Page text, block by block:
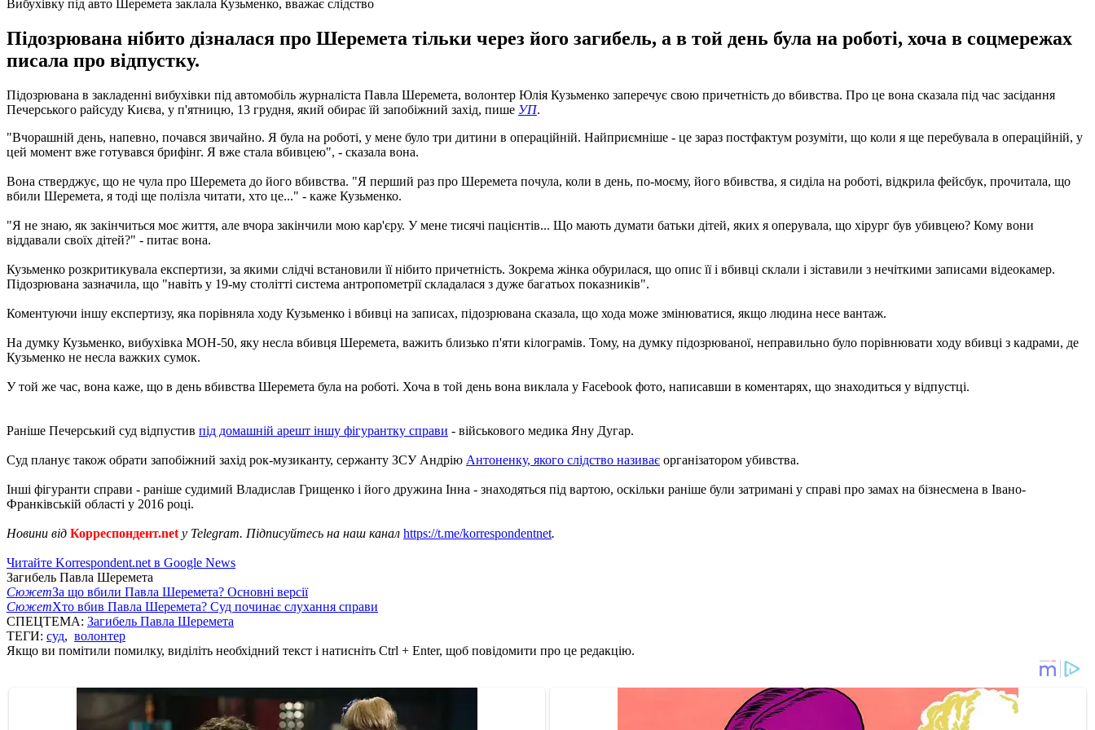
Вибухівку під авто Шеремета заклала Кузьменко, вважає слідство
Підозрювана нібито дізналася про Шеремета тільки через його загибель, а в той день була на роботі, хоча в соцмережах
писала про відпустку.
Підозрювана в закладенні вибухівки під автомобіль журналіста Павла Шеремета, волонтер Юлія Кузьменко заперечує свою причетність до вбивства. Про це вона сказала під час засідання
Печерського райсуду Києва, у п'ятницю, 13 грудня, який обирає їй запобіжний захід, пише УП.
"Вчорашній день, напевно, почався звичайно. Я була на роботі, у мене було три дитини в операційній. Найприємніше - це зараз постфактум розуміти, що коли я ще перебувала в операційній, у
цей момент вже готувався брифінг. Я вже стала вбивцею", - сказала вона.
Вона стверджує, що не чула про Шеремета до його вбивства. "Я перший раз про Шеремета почула, коли в день, по-моєму, його вбивства, я сиділа на роботі, відкрила фейсбук, прочитала, що
вбили Шеремета, я тоді ще полізла читати, хто це..." - каже Кузьменко.
"Я не знаю, як закінчиться моє життя, але вчора закінчили мою кар'єру. У мене тисячі пацієнтів... Що мають думати батьки дітей, яких я оперувала, що хірург був убивцею? Кому вони
віддавали своїх дітей?" - питає вона.
Кузьменко розкритикувала експертизи, за якими слідчі встановили її нібито причетність. Зокрема жінка обурилася, що опис її і вбивці склали і зіставили з нечіткими записами відеокамер.
Підозрювана зазначила, що "навіть у 19-му столітті система антропометрії складалася з дуже багатьох показників".
Коментуючи іншу експертизу, яка порівняла ходу Кузьменко і вбивці на записах, підозрювана сказала, що хода може змінюватися, якщо людина несе вантаж.
На думку Кузьменко, вибухівка МОН-50, яку несла вбивця Шеремета, важить близько п'яти кілограмів. Тому, на думку підозрюваної, неправильно було порівнювати ходу вбивці з кадрами, де
Кузьменко не несла важких сумок.
У той же час, вона каже, що в день вбивства Шеремета була на роботі. Хоча в той день вона виклала у Facebook фото, написавши в коментарях, що знаходиться у відпустці.
Раніше Печерський суд відпустив під домашній арешт іншу фігурантку справи - військового медика Яну Дугар.
Суд планує також обрати запобіжний захід рок-музиканту, сержанту ЗСУ Андрію Антоненку, якого слідство називає організатором убивства.
Інші фігуранти справи - раніше судимий Владислав Грищенко і його дружина Інна - знаходяться під вартою, оскільки раніше були затримані у справі про замах на бізнесмена в Івано-
Франківській області у 2016 році.
Новини від Корреспондент.net у Telegram. Підписуйтесь на наш канал https://t.me/korrespondentnet.
Читайте Korrespondent.net в Google News
Загибель Павла Шеремета
СюжетЗа що вбили Павла Шеремета? Основні версії
СюжетХто вбив Павла Шеремета? Суд починає слухання справи
СПЕЦТЕМА: Загибель Павла Шеремета
ТЕГИ: суд, волонтер
Якщо ви помітили помилку, виділіть необхідний текст і натисніть Ctrl + Enter, щоб повідомити про це редакцію.